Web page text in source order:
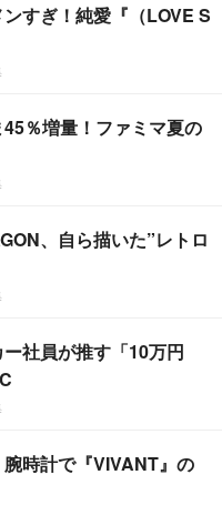
すぎ！純愛『（LOVE S
％増量！ファミマ夏の
、自ら描いた”レトロ
ー社員が推す「10万円
腕時計で『VIVANT』の